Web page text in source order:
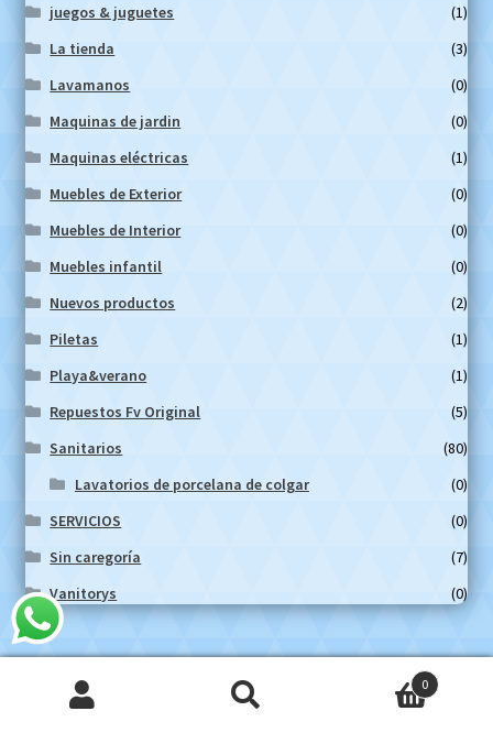
juegos & juguetes
(1)
La tienda
(3)
Lavamanos
(0)
Maquinas de jardin
(0)
Maquinas eléctricas
(1)
Muebles de Exterior
(0)
Muebles de Interior
(0)
Muebles infantil
(0)
Nuevos productos
(2)
Piletas
(1)
Playa&verano
(1)
Repuestos Fv Original
(5)
Sanitarios
(80)
Lavatorios de porcelana de colgar
(0)
SERVICIOS
(0)
Sin caregoría
(7)
Vanitorys
(0)
Contacto
0